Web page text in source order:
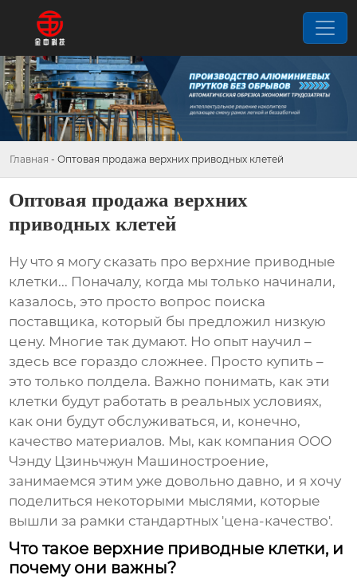
Главная - Оптовая продажа верхних приводных клетей
Оптовая продажа верхних
приводных клетей
Ну что я могу сказать про верхние приводные
клетки... Поначалу, когда мы только начинали,
казалось, это просто вопрос поиска
поставщика, который бы предложил низкую
цену. Многие так думают. Но опыт научил –
здесь все гораздо сложнее. Просто купить –
это только полдела. Важно понимать, как эти
клетки будут работать в реальных условиях,
как они будут обслуживаться, и, конечно,
качество материалов. Мы, как компания ООО
Чэнду Цзиньчжун Машиностроение,
занимаемся этим уже довольно давно, и я хочу
поделиться некоторыми мыслями, которые
вышли за рамки стандартных 'цена-качество'.
Что такое верхние приводные клетки, и
почему они важны?